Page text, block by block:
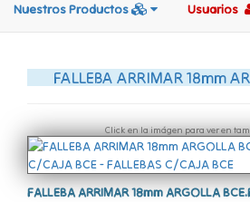
Nuestros Productos Usuarios
FALLEBA ARRIMAR 18mm
Click en la imágen para ver en
FALLEBA ARRIMAR 18mm ARGOLLA